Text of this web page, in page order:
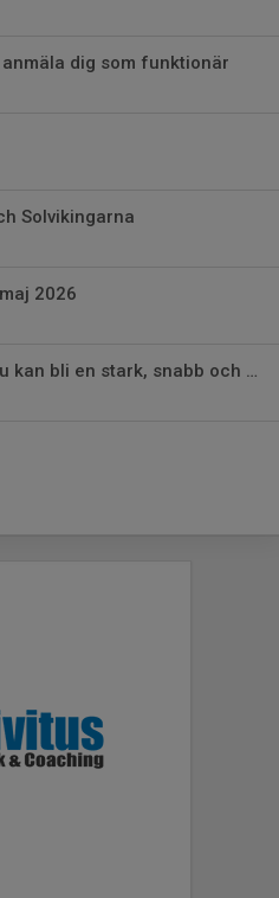
dig som funktionär
Solvikingarna
2026
Förstå mer om hur du kan bli en stark, snabb och skadefri löpare